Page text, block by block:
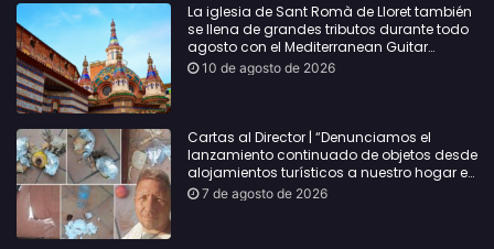
La iglesia de Sant Romà de Lloret también
se llena de grandes tributos durante todo
agosto con el Mediterranean Guitar
Festival
10 de agosto de 2026
Cartas al Director | “Denunciamos el
lanzamiento continuado de objetos desde
alojamientos turísticos a nuestro hogar en
Lloret: Podría haber causado una
7 de agosto de 2026